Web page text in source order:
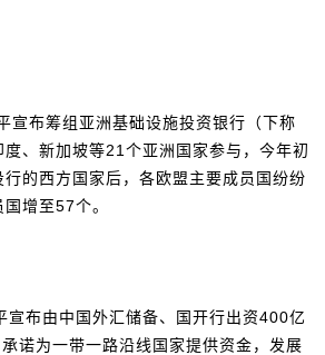
布筹组亚洲基础设施投资银行（下称
、新加坡等21个亚洲国家参与，今年初
的西方国家后，各欧盟主要成员国纷纷
增至57个。
布由中国外汇储备、国开行出资400亿
诺为一带一路沿线国家提供资金，发展